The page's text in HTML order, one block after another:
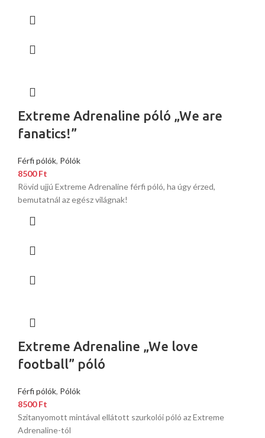
Extreme Adrenaline póló „We are
fanatics!”
Férfi pólók, Pólók
8500Ft
Rövid ujjú Extreme Adrenaline férfi póló, ha úgy érzed,
bemutatnál az egész világnak!
Extreme Adrenaline „We love
football” póló
Férfi pólók, Pólók
8500Ft
Szitanyomott mintával ellátott szurkolói póló az Extreme
Adrenaline-tól